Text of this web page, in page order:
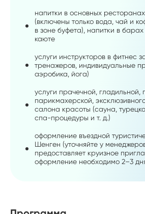
напитки в основных
(включены только вода, чай и
в зоне буфета), напитки в
каюте
услуги инструкторов в фитнес
тренажеров, индивидуальные
аэробика, йога)
услуги прачечной, гладильной,
парикмахерской,
салона красоты (сауна,
спа-процедуры и т. д.)
оформление въездной
Шенген (уточняйте у
предоставляет круизное
оформление необходимо 2–3